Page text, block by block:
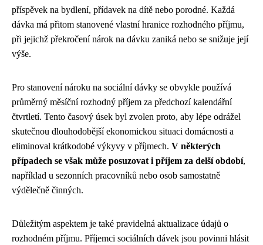
příspěvek na bydlení, přídavek na dítě nebo porodné. Každá
dávka má přitom stanovené vlastní hranice rozhodného příjmu,
při jejichž překročení nárok na dávku zaniká nebo se snižuje její
výše.
Pro stanovení nároku na sociální dávky se obvykle používá
průměrný měsíční rozhodný příjem za předchozí kalendářní
čtvrtletí. Tento časový úsek byl zvolen proto, aby lépe odrážel
skutečnou dlouhodobější ekonomickou situaci domácnosti a
eliminoval krátkodobé výkyvy v příjmech. V některých
případech se však může posuzovat i příjem za delší období,
například u sezonních pracovníků nebo osob samostatně
výdělečně činných.
Důležitým aspektem je také pravidelná aktualizace údajů o
rozhodném příjmu. Příjemci sociálních dávek jsou povinni hlásit